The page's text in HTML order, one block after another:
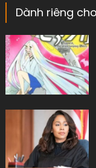
Dành riêng